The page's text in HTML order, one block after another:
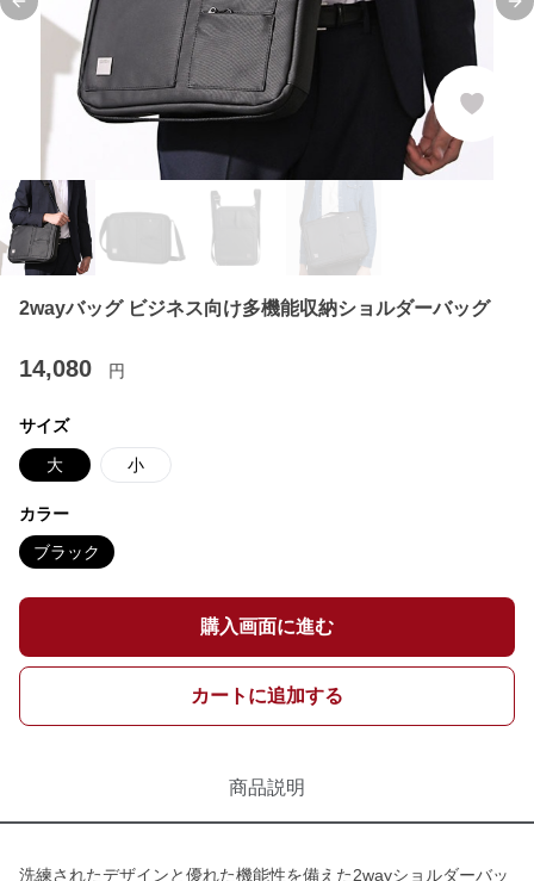
Previous slide
2wayバッグ ビジネス向け多機能収納ショルダーバッグ
14,080 円
サイズ
大 小
カラー
ブラック
購入画面に進む
カートに追加する
商品説明
洗練されたデザインと優れた機能性を備えた2wayショルダーバッ